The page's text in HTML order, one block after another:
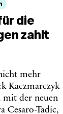
die
zahlt
mehr
Kaczmarczyk
mit der neuen
Cesaro-Tadic,